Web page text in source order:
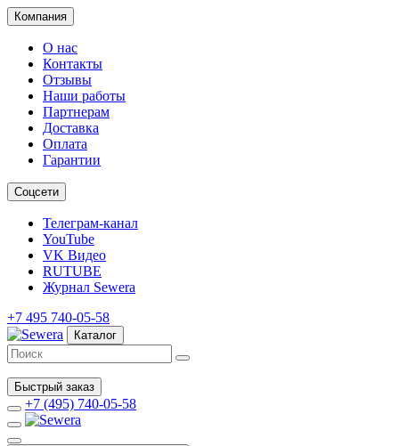
Компания
О нас
Контакты
Отзывы
Наши работы
Партнерам
Доставка
Оплата
Гарантии
Соцсети
Телеграм-канал
YouTube
VK Видео
RUTUBE
Журнал Sewera
+7 495 740-05-58
Каталог
Быстрый заказ
+7 (495) 740-05-58